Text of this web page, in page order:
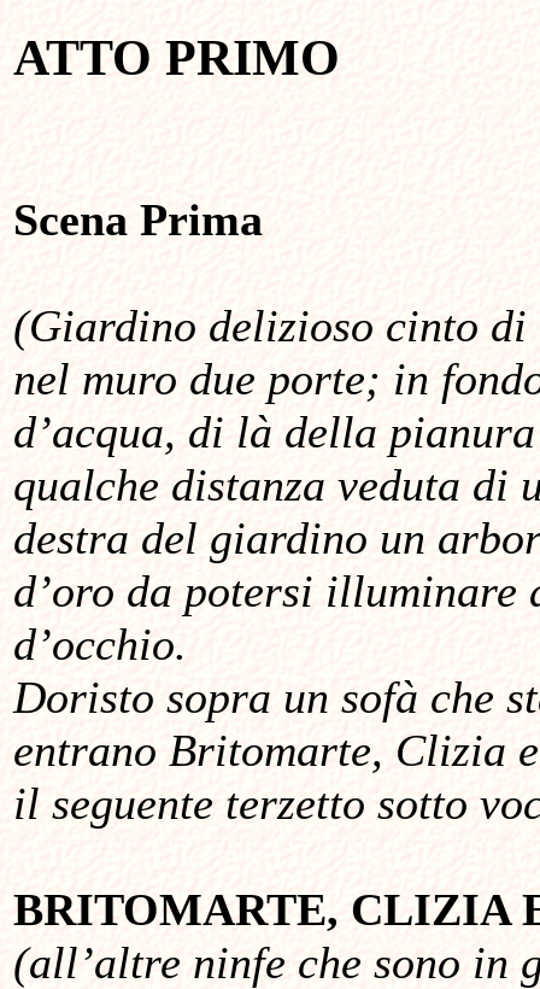
ATTO PRIMO
Scena Prima
(Giardino delizioso cinto
nel muro due porte; in
d’acqua, di là della
qualche distanza veduta di
destra del giardino un
d’oro da potersi illuminare
d’occhio.
Doristo sopra un sofà che
entrano Britomarte, Clizia
il seguente terzetto sotto
BRITOMARTE, CLIZIA
(all’altre ninfe che sono in